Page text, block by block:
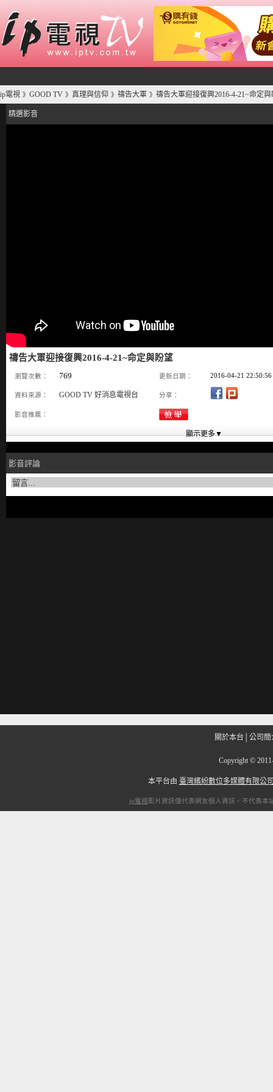
ip電視 》 GOOD TV 》 真理與信仰 》 禱告大軍 》 禱告大軍迎接復興2016-4-21~命定與
精選影音
禱告大軍迎接復興2016-4-21~命定與盼望
瀏覽次數： 769 更新日期： 2016-04-21 22:50:56
資料來源： GOOD TV 好消息電視台 分享：
影音推薦：
影音評論
關於本台 公司簡
Copyright ©
本平台由 臺灣繽紛數位多媒體有限公
ip電視影片資訊僅代表網友個人資訊，不代表本